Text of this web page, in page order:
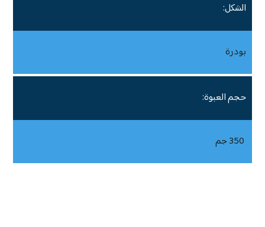
الشكل:
بودرة
حجم العبوة: